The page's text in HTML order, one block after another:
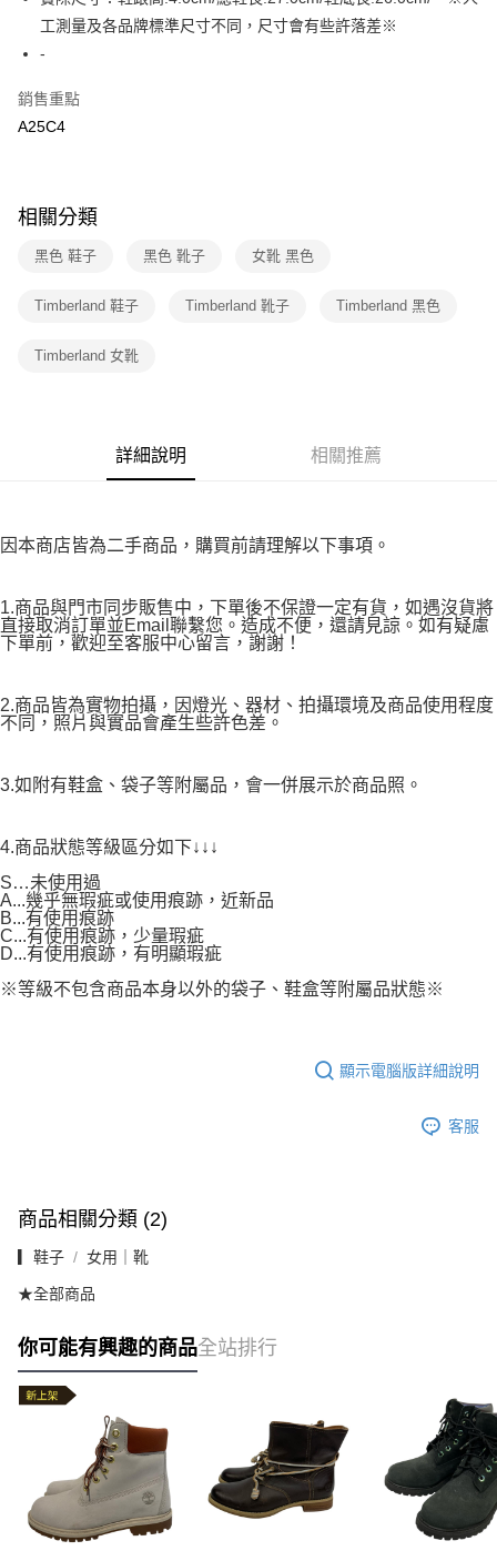
１．於結帳方式選擇「AFTEE先享後付」後，將跳轉至「AFTEE先享後付」
結帳頁面，進行簡訊認證並確認金額後，即可完成結帳。
ATM／網路銀行／等多元方式進行付款，方視為交易完成。
※ 請注意：結帳手續完成當下不需立刻繳費，但若您需要取消訂單，請聯絡
購買商品的店家。未經商家同意取消之訂單仍視為有效，需透過AFTEE先享
客戶支援中心」
【注意事項】
１．透過由恩沛科技股份有限公司提供之「AFTEE先享後付」服務完成之交
權轉讓予恩沛科技股份有限公司。
https://aftee.tw/terms/#terms3
３．未成年的使用者請事先徵得法定代理人或監護人之同意方可使用
時審查核予不同之上限額度；若仍有額度不足之情形，本公司將視審查結果
請求用戶進行身份認證。
免運費
7-11取貨付款
付款後7-11取貨
免運費
工測量及各品牌標準尺寸不同，尺寸會有些許落差※
-
銷售重點
A25C4
相關分類
黑色 鞋子 黑色 靴子 女靴 黑色
Timberland 鞋子 Timberland 靴子 Timberland 黑色
Timberland 女靴
詳細說明 相關推薦
因本商店皆為二手商品，購買前請理解以下事項。
1.商品與門市同步販售中，下單後不保證一定有貨，如遇沒貨將
直接取消訂單並Email聯繫您。造成不便，還請見諒。如有疑慮
下單前，歡迎至客服中心留言，謝謝！
2.商品皆為實物拍攝，因燈光、器材、拍攝環境及商品使用程度
不同，照片與實品會產生些許色差。
3.如附有鞋盒、袋子等附屬品，會一併展示於商品照。
4.商品狀態等級區分如下↓↓↓
S…未使用過
A...幾乎無瑕疵或使用痕跡，近新品
B...有使用痕跡
C...有使用痕跡，少量瑕疵
D...有使用痕跡，有明顯瑕疵
※等級不包含商品本身以外的袋子、鞋盒等附屬品狀態※
顯示電腦版詳細說明
客服
商品相關分類 (2)
▎鞋子 女用｜靴
★全部商品
你可能有興趣的商品全站排行